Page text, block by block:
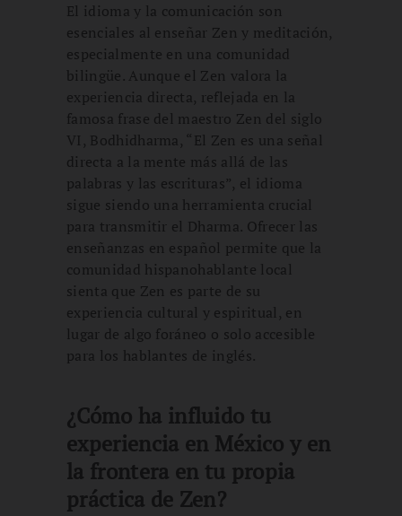
El idioma y la comunicación son
esenciales al enseñar Zen y meditación,
especialmente en una comunidad
bilingüe. Aunque el Zen valora la
experiencia directa, reflejada en la
famosa frase del maestro Zen del siglo
VI, Bodhidharma, “El Zen es una señal
directa a la mente más allá de las
palabras y las escrituras”, el idioma
sigue siendo una herramienta crucial
para transmitir el Dharma. Ofrecer las
enseñanzas en español permite que la
comunidad hispanohablante local
sienta que Zen es parte de su
experiencia cultural y espiritual, en
lugar de algo foráneo o solo accesible
para los hablantes de inglés.
¿Cómo ha influido tu
experiencia en México y en
la frontera en tu propia
práctica de Zen?